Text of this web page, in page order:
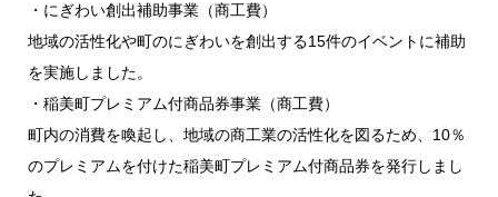
・にぎわい創出補助事業（商工費）
地域の活性化や町のにぎわいを創出する15件のイベントに補助
を実施しました。
・稲美町プレミアム付商品券事業（商工費）
町内の消費を喚起し、地域の商工業の活性化を図るため、10％
のプレミアムを付けた稲美町プレミアム付商品券を発行しまし